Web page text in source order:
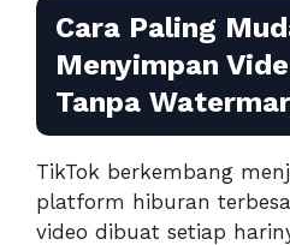
Cara Paling
Menyimpan
Tanpa
TikTok berkembang
platform hiburan
video dibuat setiap